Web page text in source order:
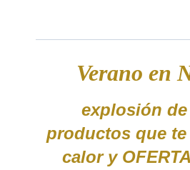
Verano en
explosión
productos que
calor y